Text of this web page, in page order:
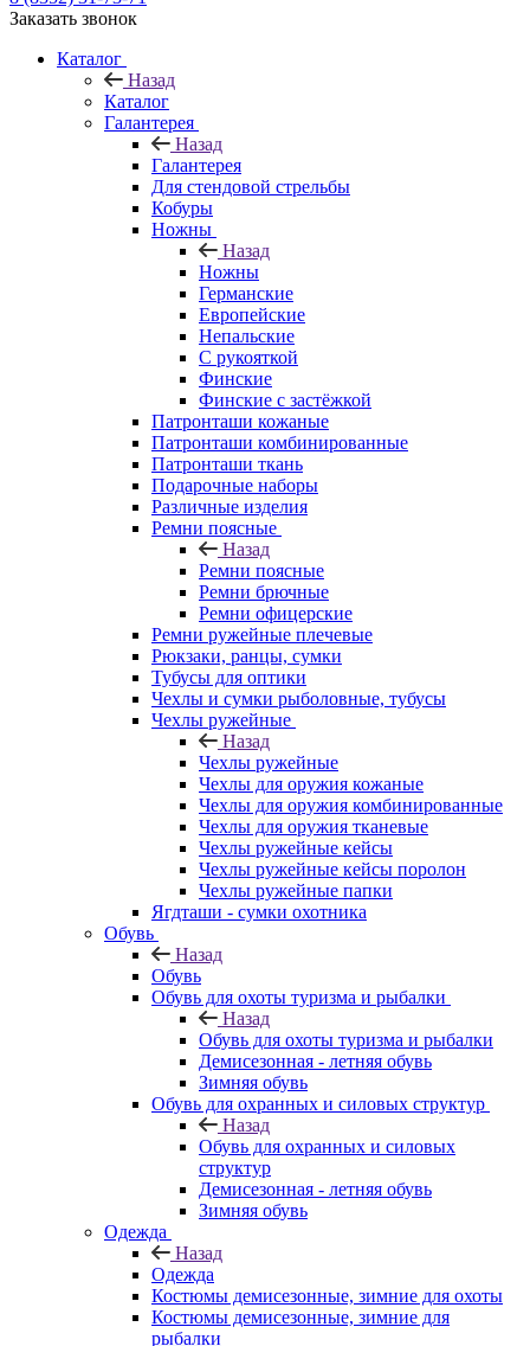
Заказать звонок
Каталог
Назад
Каталог
Галантерея
Назад
Галантерея
Для стендовой стрельбы
Кобуры
Ножны
Назад
Ножны
Германские
Европейские
Непальские
С рукояткой
Финские
Финские с застёжкой
Патронташи кожаные
Патронташи комбинированные
Патронташи ткань
Подарочные наборы
Различные изделия
Ремни поясные
Назад
Ремни поясные
Ремни брючные
Ремни офицерские
Ремни ружейные плечевые
Рюкзаки, ранцы, сумки
Тубусы для оптики
Чехлы и сумки рыболовные, тубусы
Чехлы ружейные
Назад
Чехлы ружейные
Чехлы для оружия кожаные
Чехлы для оружия комбинированные
Чехлы для оружия тканевые
Чехлы ружейные кейсы
Чехлы ружейные кейсы поролон
Чехлы ружейные папки
Ягдташи - сумки охотника
Обувь
Назад
Обувь
Обувь для охоты туризма и рыбалки
Назад
Обувь для охоты туризма и рыбалки
Демисезонная - летняя обувь
Зимняя обувь
Обувь для охранных и силовых структур
Назад
Обувь для охранных и силовых
структур
Демисезонная - летняя обувь
Зимняя обувь
Одежда
Назад
Одежда
Костюмы демисезонные, зимние для охоты
Костюмы демисезонные, зимние для
рыбалки